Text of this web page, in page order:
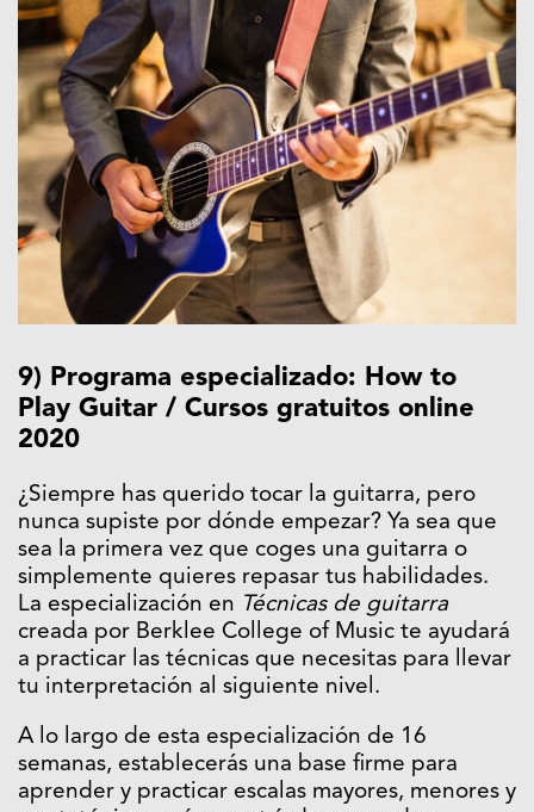
9) Programa especializado: How to
Play Guitar / Cursos gratuitos online
2020
¿Siempre has querido tocar la guitarra, pero
nunca supiste por dónde empezar? Ya sea que
sea la primera vez que coges una guitarra o
simplemente quieres repasar tus habilidades.
La especialización en Técnicas de guitarra
creada por Berklee College of Music te ayudará
a practicar las técnicas que necesitas para llevar
tu interpretación al siguiente nivel.
A lo largo de esta especialización de 16
semanas, establecerás una base firme para
aprender y practicar escalas mayores, menores y